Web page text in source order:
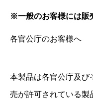
※一般のお客様には販
各官公庁のお客様へ
本製品は各官公庁及び
売が許可されている製